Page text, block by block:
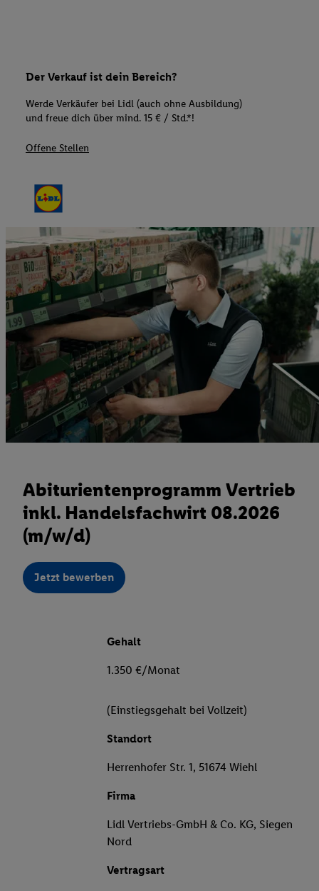
Der Verkauf ist dein Bereich?
Werde Verkäufer bei Lidl (auch ohne Ausbildung)
und freue dich über mind. 15 € / Std.*!
Offene Stellen
Abiturientenprogramm Vertrieb
inkl. Handelsfachwirt 08.2026
(m/w/d)
Jetzt bewerben
Gehalt
1.350 €/Monat
(Einstiegsgehalt bei Vollzeit)
Standort
Herrenhofer Str. 1, 51674 Wiehl
Firma
Lidl Vertriebs-GmbH & Co. KG, Siegen
Nord
Vertragsart